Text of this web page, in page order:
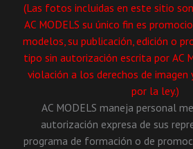
(Las fotos incluidas en este sitio
AC MODELS su único fin es
modelos, su publicación, edición o
tipo sin autorización escrita por AC
violación a los derechos de imagen
por la ley.)
AC MODELS maneja personal
autorización expresa de sus
programa de formación o de